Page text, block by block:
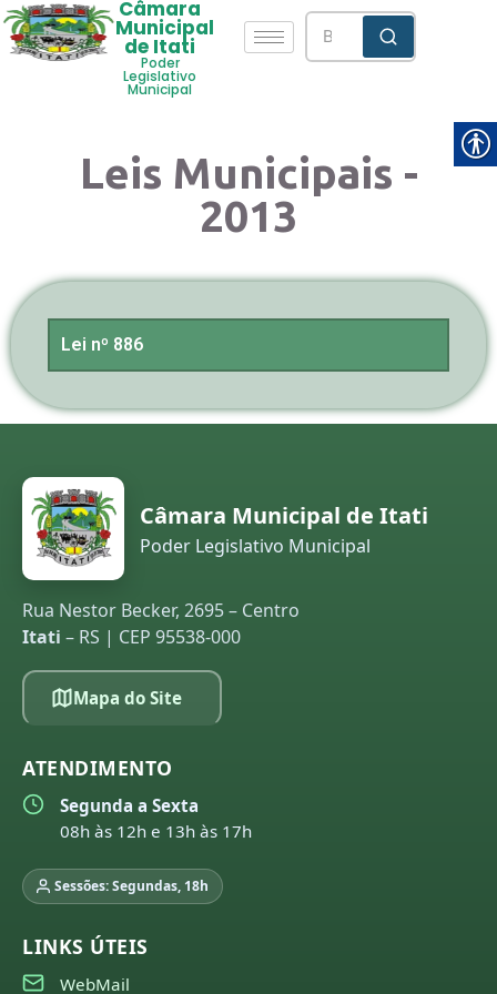
Câmara
Municipal
de Itati
Poder
Legislativo
Municipal
Leis Municipais -
2013
Lei nº 886
Câmara Municipal de Itati
Poder Legislativo Municipal
Rua Nestor Becker, 2695 – Centro
Itati – RS | CEP 95538-000
Mapa do Site
ATENDIMENTO
Segunda a Sexta
08h às 12h e 13h às 17h
Sessões: Segundas, 18h
LINKS ÚTEIS
WebMail